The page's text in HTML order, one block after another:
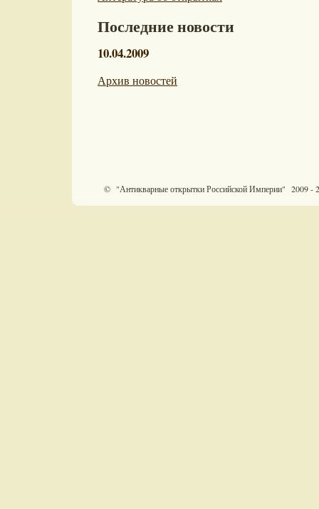
Последние новости
10.04.2009
Архив новостей
© "Антикварные открытки Российской Империи" 2009 -